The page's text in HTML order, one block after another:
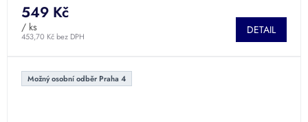
453,70 Kč bez DPH
549 Kč
/ ks DETAIL
Možný osobní odběr Praha 4